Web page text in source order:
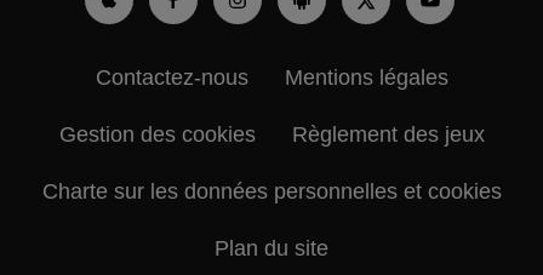
Contactez-nous Mentions légales
Gestion des cookies Règlement des jeux
Charte sur les données personnelles et cookies
Plan du site